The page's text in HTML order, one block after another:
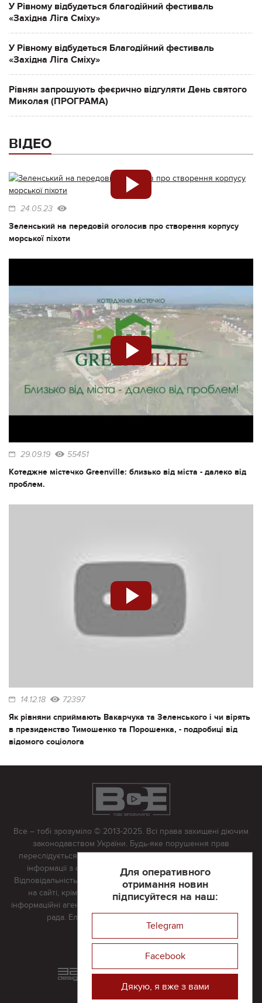
У Рівному відбудеться благодійний фестиваль
«Західна Ліга Сміху»
У Рівному відбудеться Благодійний фестиваль
«Західна Ліга Сміху»
Рівнян запрошують феєрично відгуляти День святого
Миколая (ПРОГРАМА)
ВІДЕО
24.05.23
Зеленський на передовій оголосив про створення корпусу
морської піхоти
29.09.19 55451
Котеджне містечко Greenville: близько від міста - далеко від
проблем.
14.12.18 72397
Як рівняни сприймають Вакарчука та Зеленського і чи вірять
в президенство Тимошенко та Порошенка, - подробиці від
відомого соціолога
Для оперативного
отримання новин
підписуйтеся на наш:
Telegram
Facebook
Дякую, я вже з вами
Все – тобі зрозуміло © 2013-2025. Всі права захищені діючим
законодавством України. Будь-яке порушення прав
переслідується в судовому порядку. Будь-яке відтворення
інформації з сайту тільки з письмово дозволу редакції.
Відповідальність за достовірність усіх матеріалів, розміщених
на сайті, крім матеріалів, які містять посилання на інші
інформаційні агентства або інтернет-видання, несе редакційна
рада. Електронна пошта:
Реклама на сайті
Розроблений та підтримується